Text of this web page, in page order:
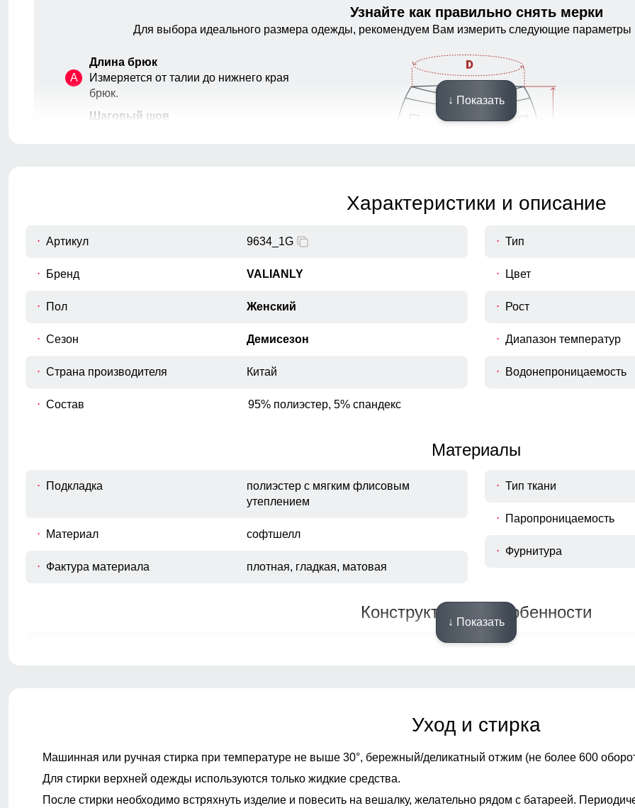
Узнайте как правильно снять мерки
Для выбора идеального размера одежды, рекомендуем Вам измерить следующие
A
Длина брюк
Измеряется от талии до нижнего края
брюк.
Шаговый шов
Измеряется вокруг самой широкой
нижнему краю.
↓ Показать
Характеристики и описание
Артикул 9634_1G
Бренд VALIANLY
Пол Женский
Сезон Демисезон
Страна производителя Китай
Тип
Цвет
Рост
Диапазон температур
Водонепроницаемость
Состав 95% полиэстер, 5% спандекс
Материалы
Подкладка
полиэстер с мягким флисовым
утеплением
Материал софтшелл
Фактура материала плотная, гладкая, матовая
Тип ткани
Паропроницаемость
Фурнитура
Конструктивные особенности
Декоративные элементы
фирменный лейбл, влагозащитные
молнии, декоративная строчка, ремень,
Вид застежки
↓ Показать
Уход и стирка
Машинная или ручная стирка при температуре не выше 30°, бережный/деликатный отжим (не более 600
Для стирки верхней одежды используются только жидкие средства.
После стирки необходимо встряхнуть изделие и повесить на вешалку, желательно рядом с батареей.